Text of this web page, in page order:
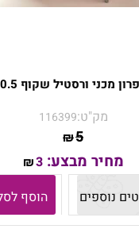
מכני ורסטיל שקוף 0.5
מק"ט:116399
₪5
מחיר מבצע: ₪3
נוספים
הוסף לסל